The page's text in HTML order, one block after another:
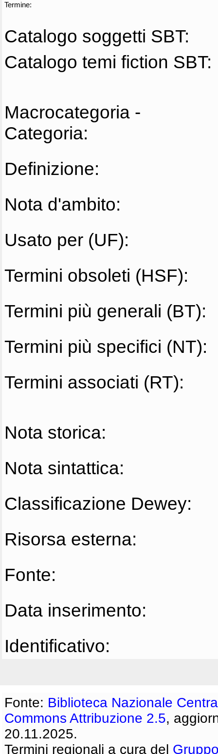
Termine:
Catalogo soggetti SBT:
Catalogo temi fiction SBT:
Macrocategoria -
Categoria:
Definizione:
Nota d'ambito:
Usato per (UF):
Termini obsoleti (HSF):
Termini più generali (BT):
Termini più specifici (NT):
Termini associati (RT):
Nota storica:
Nota sintattica:
Classificazione Dewey:
Risorsa esterna:
Fonte:
Data inserimento:
Identificativo:
Fonte: Biblioteca Nazionale
Commons Attribuzione 2.5,
20.11.2025.
Termini regionali a cura del